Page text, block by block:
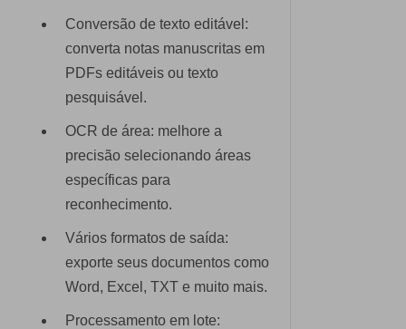
Conversão de texto editável:
converta notas manuscritas em
PDFs editáveis ou texto
pesquisável.
OCR de área: melhore a
precisão selecionando áreas
específicas para
reconhecimento.
Vários formatos de saída:
exporte seus documentos como
Word, Excel, TXT e muito mais.
Processamento em lote: